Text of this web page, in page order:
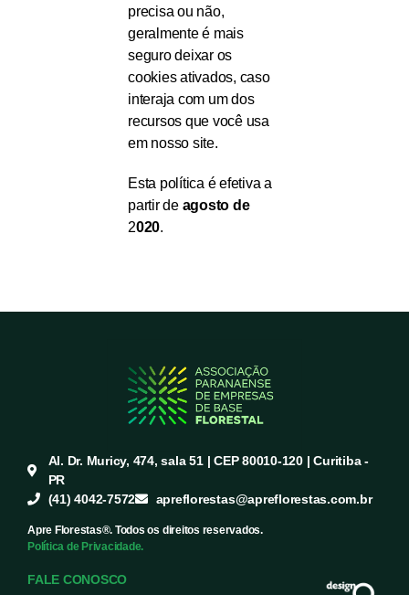
precisa ou não,
geralmente é mais
seguro deixar os
cookies ativados, caso
interaja com um dos
recursos que você usa
em nosso site.
Esta política é efetiva a
partir de agosto de
2020.
Al. Dr. Muricy, 474, sala 51 | CEP 80010-120 | Curitiba -
PR
(41) 4042-7572
apreflorestas@apreflorestas.com.br
Apre Florestas®. Todos os direitos reservados.
Política de Privacidade.
FALE CONOSCO